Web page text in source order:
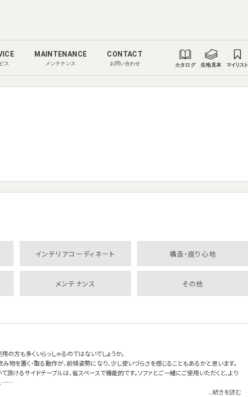
ス
MAINTENANCE
メンテナンス
CONTACT
お問い合わせ カタログ 生地見本 マイリスト
インテリアコーディネート 構造・座り心地
メンテナンス その他
の方も多くいらっしゃるのではないでしょうか。
物を置く・取る動作が、前傾姿勢になり、少し使いづらさを感じることもあるかと思います。
けるサイドテーブルは、省スペースで機能的です。ソファとご一緒にご使用いただくと、より
……
...続きを読む